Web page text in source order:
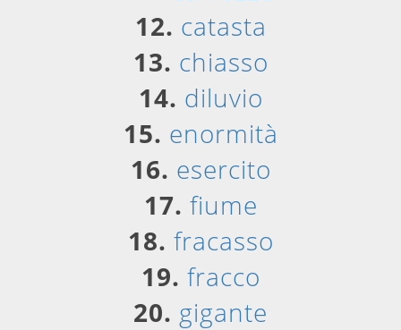
12. catasta
13. chiasso
14. diluvio
15. enormità
16. esercito
17. fiume
18. fracasso
19. fracco
20. gigante